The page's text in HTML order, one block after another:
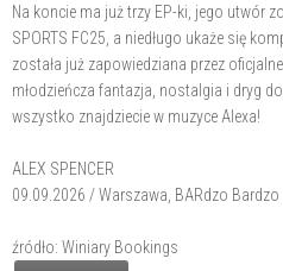
Na koncie ma już trzy EP-ki, jego utwór
SPORTS FC25, a niedługo ukaże się
została już zapowiedziana przez
młodzieńcza fantazja, nostalgia i dryg
wszystko znajdziecie w muzyce Alexa!
ALEX SPENCER
09.09.2026 / Warszawa, BARdzo Bardzo
źródło: Winiary Bookings